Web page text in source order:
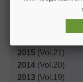
2019 (Vol.25)
2015 (Vol.21)
2014 (Vol.20)
2013 (Vol.19)